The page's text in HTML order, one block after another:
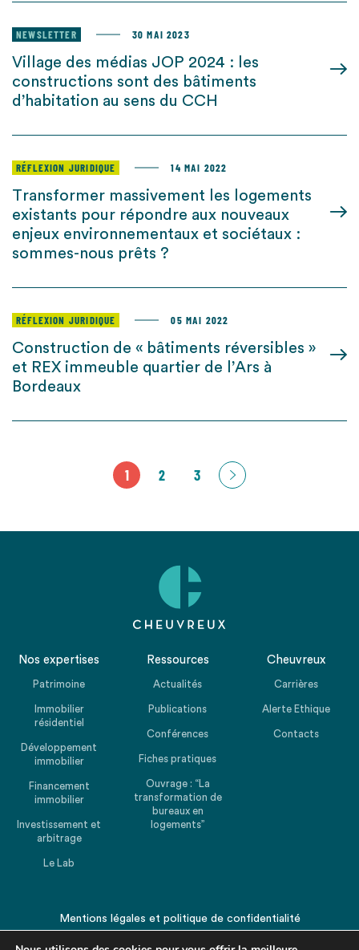
NEWSLETTER 30 MAI 2023
Village des médias JOP 2024 : les
constructions sont des bâtiments
d’habitation au sens du CCH
RÉFLEXION JURIDIQUE 14 MAI 2022
Transformer massivement les logements
existants pour répondre aux nouveaux
enjeux environnementaux et sociétaux :
sommes-nous prêts ?
RÉFLEXION JURIDIQUE 05 MAI 2022
Construction de « bâtiments réversibles »
et REX immeuble quartier de l’Ars à
Bordeaux
1 2 3
Nos expertises
Patrimoine
Immobilier
résidentiel
Développement
immobilier
Financement
immobilier
Investissement et
arbitrage
Le Lab
Ressources
Actualités
Publications
Conférences
Fiches pratiques
Ouvrage : “La
transformation de
bureaux en
logements”
Cheuvreux
Carrières
Alerte Ethique
Contacts
Mentions légales et politique de confidentialité